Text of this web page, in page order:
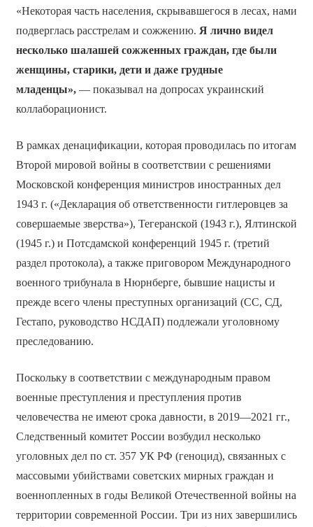
«Некоторая часть населения, скрывавшегося в лесах, нами
подверглась расстрелам и сожжению. Я лично видел
несколько шалашей сожженных граждан, где были
женщины, старики, дети и даже грудные
младенцы»,— показывал на допросах украинский
коллаборационист.
В рамках денацификации, которая проводилась по итогам
Второй мировой войны в соответствии с решениями
Московской конференция министров иностранных дел
1943 г. («Декларация об ответственности гитлеровцев за
совершаемые зверства»), Тегеранской (1943 г.), Ялтинской
(1945 г.) и Потсдамской конференций 1945 г. (третий
раздел протокола), а также приговором Международного
военного трибунала в Нюрнберге, бывшие нацисты и
прежде всего члены преступных организаций (СС, СД,
Гестапо, руководство НСДАП) подлежали уголовному
преследованию.
Поскольку в соответствии с международным правом
военные преступления и преступления против
человечества не имеют срока давности, в 2019—2021 гг.,
Следственный комитет России возбудил несколько
уголовных дел по ст. 357 УК РФ (геноцид), связанных с
массовыми убийствами советских мирных граждан и
военнопленных в годы Великой Отечественной войны на
территории современной России. Три из них завершились